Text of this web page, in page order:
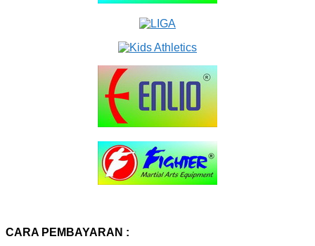
CARA PEMBAYARAN :